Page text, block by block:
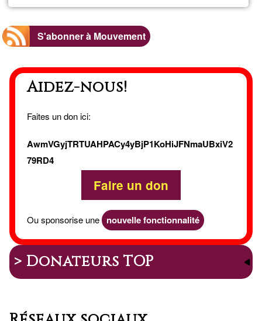
S'abonner à Mouvement
Aidez-nous!
Faites un don ici:
AwmVGyjTRTUAHPACy4yBjP1KoHiJFNmaUBxiV2
79RD4
Faire un don
Ou sponsorise une nouvelle fonctionnalité
> Donateurs TOP